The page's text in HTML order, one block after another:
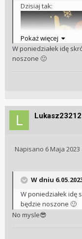
Dzisiaj tak:
Pokaż więcej
W poniedziałek idę
noszone 🙂
Lukasz23212
Napisano 6 Maja 2023
W dniu
W poniedziałek idę
będzie noszone 🙂
No mysle😎